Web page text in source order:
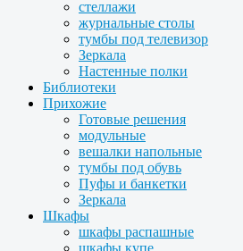
стеллажи
журнальные столы
тумбы под телевизор
Зеркала
Настенные полки
Библиотеки
Прихожие
Готовые решения
модульные
вешалки напольные
тумбы под обувь
Пуфы и банкетки
Зеркала
Шкафы
шкафы распашные
шкафы купе